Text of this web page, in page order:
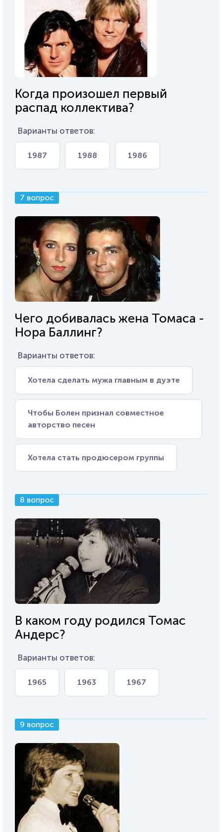
Когда произошел первый
распад коллектива?
Варианты ответов:
1987 1988 1986
7 вопрос
Чего добивалась жена Томаса -
Нора Баллинг?
Варианты ответов:
Хотела сделать мужа главным в дуэте
Чтобы Болен признал совместное
авторство песен
Хотела стать продюсером группы
8 вопрос
В каком году родился Томас
Андерс?
Варианты ответов:
1965 1963 1967
9 вопрос